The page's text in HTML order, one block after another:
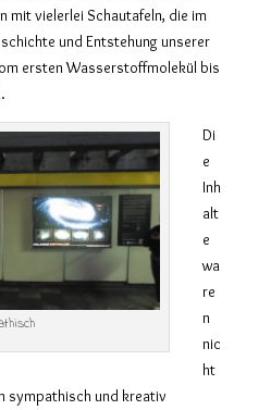
mit vielerlei Schautafeln, die im
und Entstehung unserer
ersten Wasserstoffmolekül bis
Di
e
Inh
alt
e
wa
re
n
nic
ht
sympathisch und kreativ